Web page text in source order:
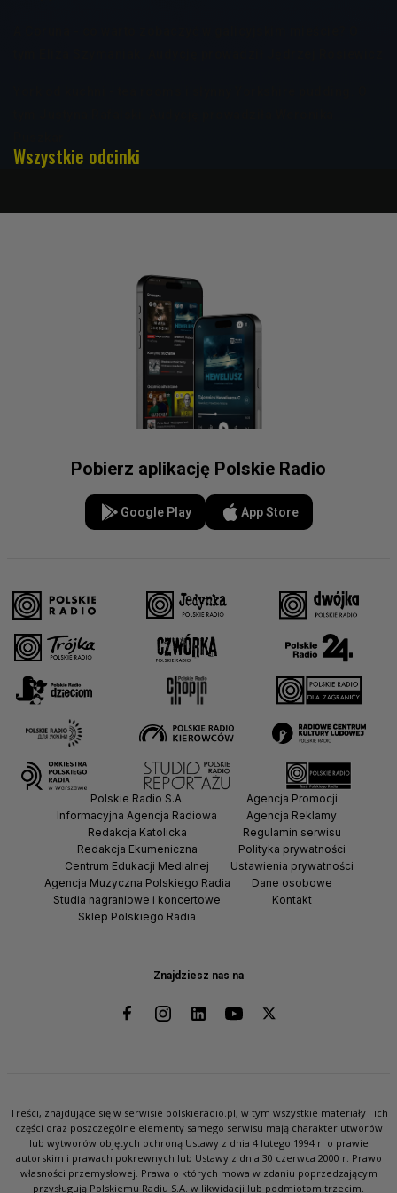
Wszystkie odcinki
Pobierz aplikację Polskie Radio
Google Play App Store
Znajdziesz nas na
Polskie Radio S.A.
Informacyjna Agencja Radiowa
Redakcja Katolicka
Redakcja Ekumeniczna
Centrum Edukacji Medialnej
Agencja Muzyczna Polskiego Radia
Studia nagraniowe i koncertowe
Sklep Polskiego Radia
Agencja Promocji
Agencja Reklamy
Regulamin serwisu
Polityka prywatności
Ustawienia prywatności
Dane osobowe
Kontakt
Treści, znajdujące się w serwisie polskieradio.pl, w tym wszystkie materiały i ich
części oraz poszczególne elementy samego serwisu mają charakter utworów
lub wytworów objętych ochroną Ustawy z dnia 4 lutego 1994 r. o prawie
autorskim i prawach pokrewnych lub Ustawy z dnia 30 czerwca 2000 r. Prawo
własności przemysłowej. Prawa o których mowa w zdaniu poprzedzającym
przysługują Polskiemu Radiu S.A. w likwidacji lub podmiotom trzecim.